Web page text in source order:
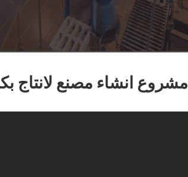
مشروع انشاء مصنع لانتاج